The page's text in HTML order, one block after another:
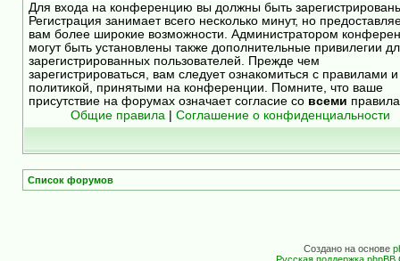
Для входа на конференцию вы должны быть
Регистрация занимает всего несколько минут, но
вам более широкие возможности. Администратором
могут быть установлены также дополнительные привилегии
зарегистрированных пользователей. Прежде чем
зарегистрироваться, вам следует ознакомиться с правилами и
политикой, принятыми на конференции. Помните, что ваше
присутствие на форумах означает согласие со всеми
Общие правила
Соглашение о конфиденциальности
Список форумов
Создано на основе